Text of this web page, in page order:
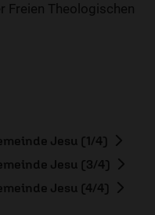
Freien Theologischen
Jesu (1/4)
Jesu (3/4)
Jesu (4/4)